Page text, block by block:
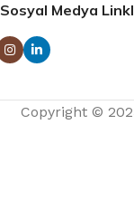
Sosyal Medya
Copyright ©